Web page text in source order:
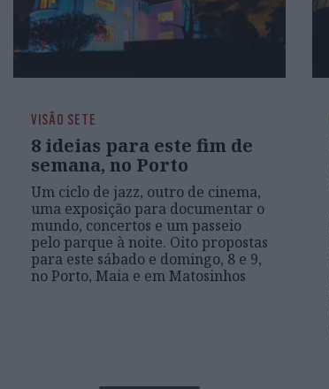
VISÃO SETE
8 ideias para este fim de
semana, no Porto
Um ciclo de jazz, outro de cinema,
uma exposição para documentar o
mundo, concertos e um passeio
pelo parque à noite. Oito propostas
para este sábado e domingo, 8 e 9,
no Porto, Maia e em Matosinhos